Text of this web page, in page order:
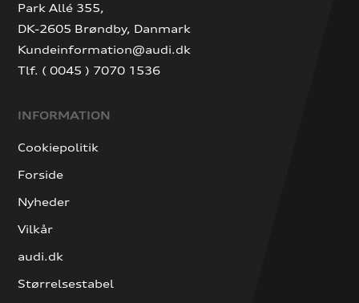
Park Allé 355,
DK-2605 Brøndby, Danmark
Kundeinformation@audi.dk
Tlf. ( 0045 ) 7070 1536
INFORMATION
Cookiepolitik
Forside
Nyheder
Vilkår
audi.dk
Størrelsestabel